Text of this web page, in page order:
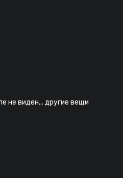
не виден... другие вещи